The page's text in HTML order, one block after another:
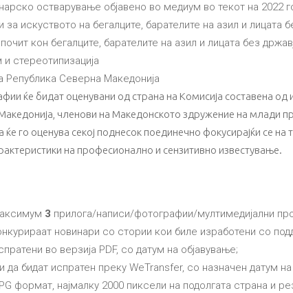
остварување објавено во медиум во текот на 2022
искуството на бегалците, барателите на азил и лицата
кон бегалците, барателите на азил и лицата без
стереотипизација
Република Северна Македонија
ќе бидат оценувани од страна на Комисија составена
членови на Македонското здружение на млади
го оценува секој поднесок поединечно фокусирајќи се
на професионално и сензитивно известување.
3 прилога/написи/фотографии/мултимедијални
новинари со стории кои биле изработени со
во верзија PDF, со датум на објавување;
да бидат испратен преку WeTransfer, со назначен датум
формат, најмалку 2000 пиксели на подолгата страна и